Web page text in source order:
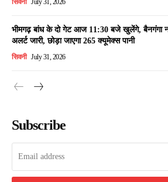
सिवनी July 31, 2026
भीमगढ़ बांध के दो गेट आज 11:30 बजे खुलेंगे, बैनगंगा
अलर्ट जारी, छोड़ा जाएगा 265 क्यूमेक्स पानी
सिवनी July 31, 2026
Subscribe